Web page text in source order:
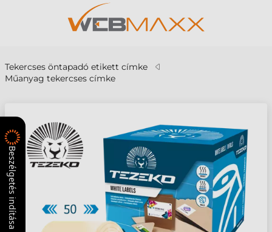
Tekercses öntapadó etikett címke
Műanyag tekercses címke
Beszélgetés indítása